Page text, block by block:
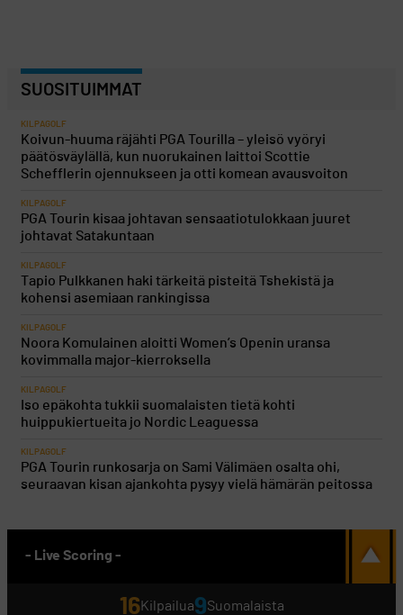
SUOSITUIMMAT
KILPAGOLF
Koivun-huuma räjähti PGA Tourilla – yleisö vyöryi
päätösväylällä, kun nuorukainen laittoi Scottie
Schefflerin ojennukseen ja otti komean avausvoiton
KILPAGOLF
PGA Tourin kisaa johtavan sensaatiotulokkaan juuret
johtavat Satakuntaan
KILPAGOLF
Tapio Pulkkanen haki tärkeitä pisteitä Tshekistä ja
kohensi asemiaan rankingissa
KILPAGOLF
Noora Komulainen aloitti Women’s Openin uransa
kovimmalla major-kierroksella
KILPAGOLF
Iso epäkohta tukkii suomalaisten tietä kohti
huippukiertueita jo Nordic Leaguessa
KILPAGOLF
PGA Tourin runkosarja on Sami Välimäen osalta ohi,
seuraavan kisan ajankohta pysyy vielä hämärän peitossa
- Live Scoring -
16Kilpailua9Suomalaista